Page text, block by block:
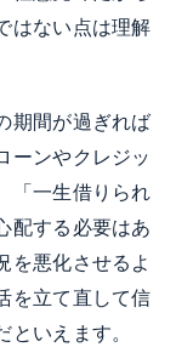
はない点は理解
期間が過ぎれば
ーンやクレジッ
「一生借りられ
配する必要はあ
を悪化させるよ
を立て直して信
いえます。